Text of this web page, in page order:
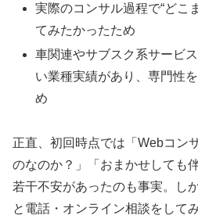
実際のコンサル過程で“どこ
てみたかったため
車関連やサブスク系サービ
い業種実績があり、専門性
め
正直、初回時点では「Webコン
のなのか？」「おまかせしても
若干不安があったのも事実。し
と電話・オンライン相談をして